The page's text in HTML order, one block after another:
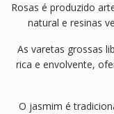
Rosas é produzido
natural e resinas
As varetas grossas
rica e envolvente,
O jasmim é